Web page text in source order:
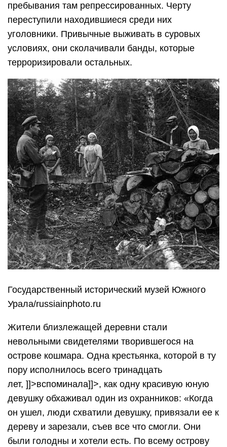
пребывания там репрессированных. Черту
переступили находившиеся среди них
уголовники. Привычные выживать в суровых
условиях, они сколачивали банды, которые
терроризировали остальных.
Государственный исторический музей Южного
Урала/russiainphoto.ru
Жители близлежащей деревни стали
невольными свидетелями творившегося на
острове кошмара. Одна крестьянка, которой в ту
пору исполнилось всего тринадцать
лет, ]]>вспоминала]]>, как одну красивую юную
девушку обхаживал один из охранников: «Когда
он ушел, люди схватили девушку, привязали ее к
дереву и зарезали, съев все что смогли. Они
были голодны и хотели есть. По всему острову